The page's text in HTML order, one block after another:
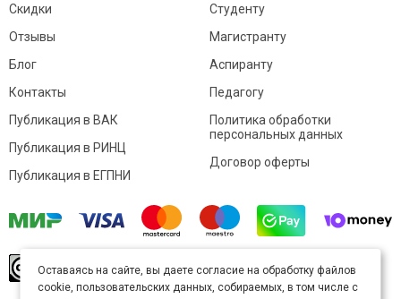
Скидки
Отзывы
Блог
Контакты
Студенту
Магистранту
Аспиранту
Педагогу
Публикация в ВАК
Публикация в РИНЦ
Публикация в ЕГПНИ
Политика обработки
персональных данных
Договор оферты
произведение доступно полицензии Creative
Commons «Attribution» («Атрибуция») 4.0
Оставаясь на сайте, вы даете согласие на обработку файлов
cookie, пользовательских данных, собираемых, в том числе с